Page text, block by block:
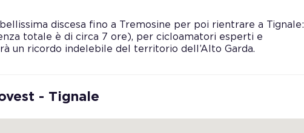
discesa fino a Tremosine per poi rientrare a Tignale:
totale è di circa 7 ore), per cicloamatori esperti e
un ricordo indelebile del territorio dell’Alto Garda.
- Tignale